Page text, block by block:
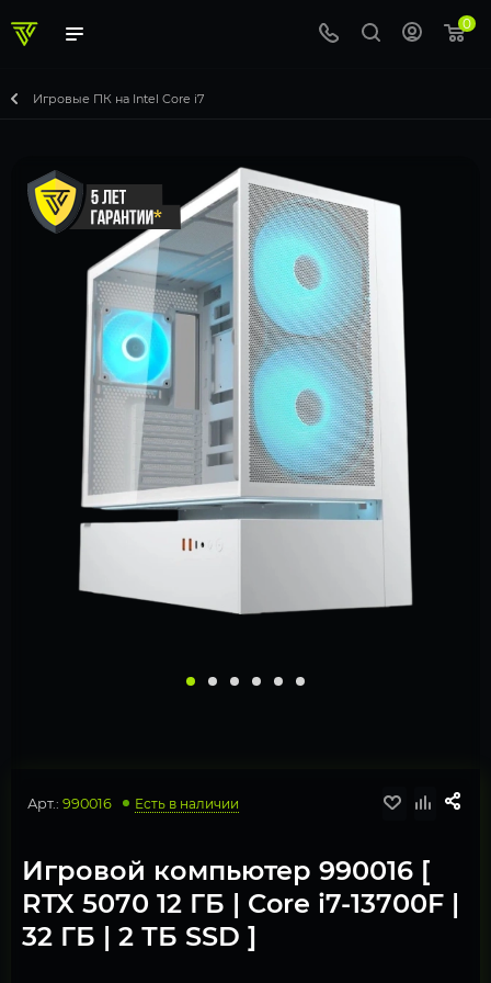
0
Игровые ПК на Intel Core i7
Арт.: 990016 Есть в наличии
Игровой компьютер 990016 [
RTX 5070 12 ГБ | Core i7-13700F |
32 ГБ | 2 ТБ SSD ]